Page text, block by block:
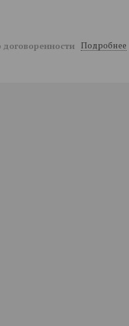
договоренности Подробнее